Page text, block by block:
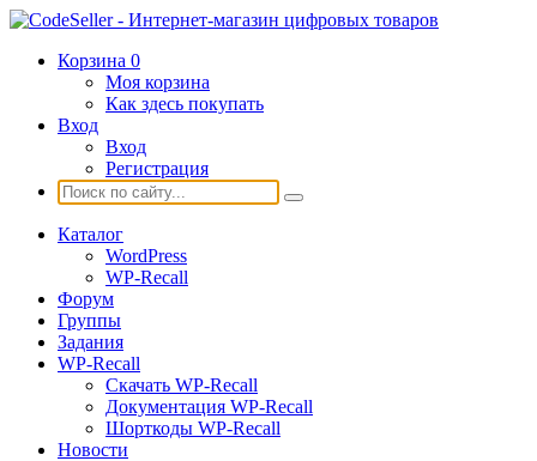
Корзина 0
Моя корзина
Как здесь покупать
Вход
Вход
Регистрация
Каталог
WordPress
WP-Recall
Форум
Группы
Задания
WP-Recall
Скачать WP-Recall
Документация WP-Recall
Шорткоды WP-Recall
Новости